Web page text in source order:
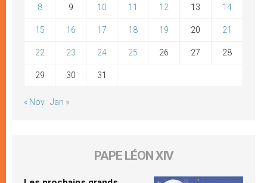
8 9 10 11 12 13 14
15 16 17 18 19 20 21
22 23 24 25 26 27 28
29 30 31
« Nov Jan »
PAPE LÉON XIV